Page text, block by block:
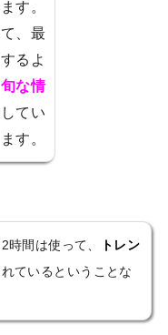
す。
、最
るよ
旬な情
てい
ます。
時間は使って、
トレン
ているということな